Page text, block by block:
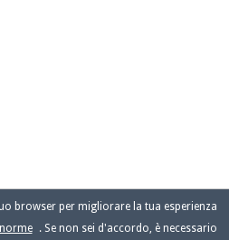
browser per migliorare la tua esperienza
. Se non sei d'accordo, è necessario